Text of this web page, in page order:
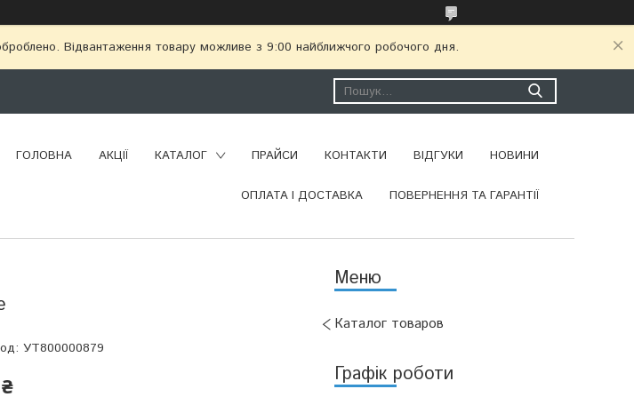
Відвантаження товару можливе з 9:00 найближчого робочого дня.
ГОЛОВНА АКЦІЇ КАТАЛОГ ПРАЙСИ КОНТАКТИ ВІДГУКИ НОВИНИ
ОПЛАТА І ДОСТАВКА ПОВЕРНЕННЯ ТА ГАРАНТІЇ
Каталог товаров
Графік роботи
УТ800000879